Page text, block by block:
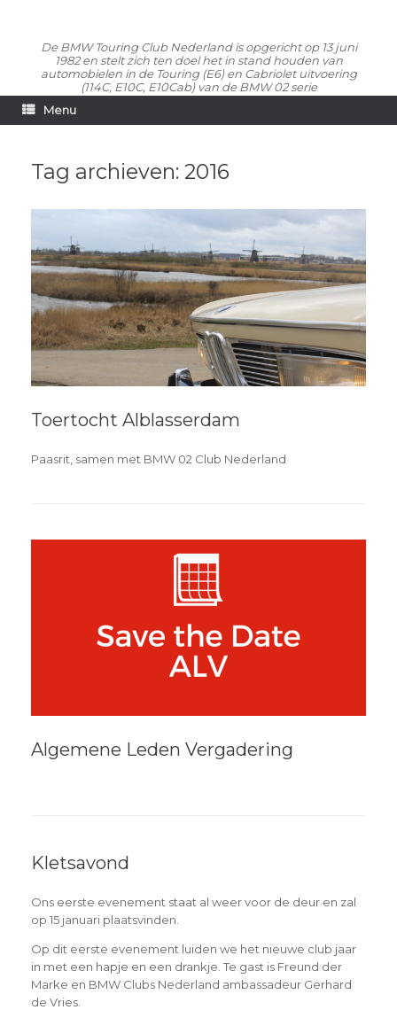
De BMW Touring Club Nederland is opgericht op 13 juni
1982 en stelt zich ten doel het in stand houden van
automobielen in de Touring (E6) en Cabriolet uitvoering
(114C, E10C, E10Cab) van de BMW 02 serie
Menu
Tag archieven: 2016
Toertocht Alblasserdam
Paasrit, samen met BMW 02 Club Nederland
Algemene Leden Vergadering
Kletsavond
Ons eerste evenement staat al weer voor de deur en zal
op 15 januari plaatsvinden.
Op dit eerste evenement luiden we het nieuwe club jaar
in met een hapje en een drankje. Te gast is Freund der
Marke en BMW Clubs Nederland ambassadeur Gerhard
de Vries.